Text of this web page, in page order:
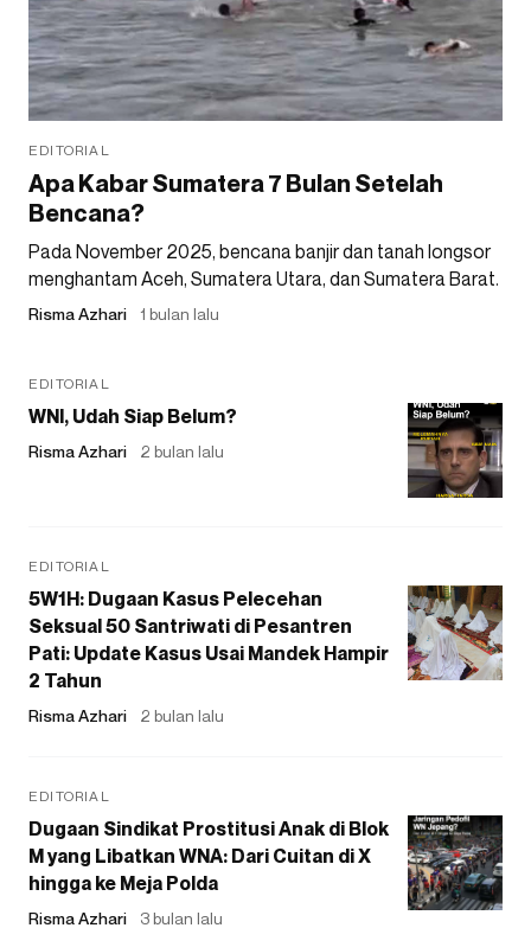
EDITORIAL
Apa Kabar Sumatera 7 Bulan Setelah
Bencana?
Pada November 2025, bencana banjir dan tanah longsor
menghantam Aceh, Sumatera Utara, dan Sumatera Barat.
Risma Azhari 1 bulan lalu
EDITORIAL
WNI, Udah Siap Belum?
Risma Azhari 2 bulan lalu
EDITORIAL
5W1H: Dugaan Kasus Pelecehan
Seksual 50 Santriwati di Pesantren
Pati: Update Kasus Usai Mandek Hampir
2 Tahun
Risma Azhari 2 bulan lalu
EDITORIAL
Dugaan Sindikat Prostitusi Anak di Blok
M yang Libatkan WNA: Dari Cuitan di X
hingga ke Meja Polda
Risma Azhari 3 bulan lalu